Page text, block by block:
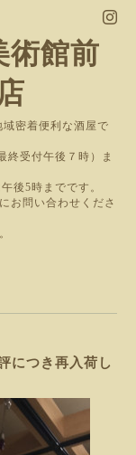
術館前
密着便利な酒屋で
受付午後７時）ま
後5時までです。
お問い合わせくださ
につき再入荷し